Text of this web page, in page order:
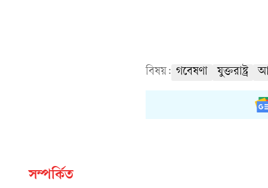
বিষয়: গবেষণা যুক্তরাষ্ট্র
সম্পর্কিত